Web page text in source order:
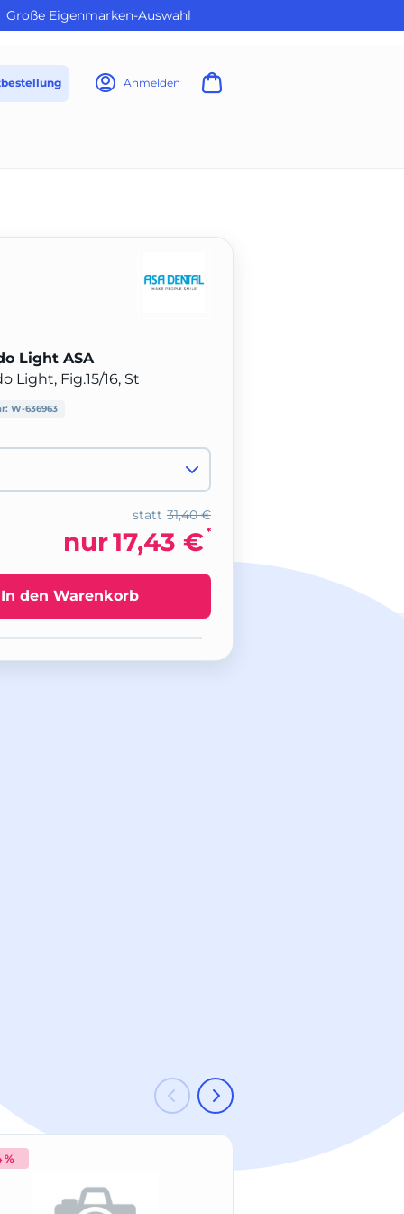
Große Eigenmarken-Auswahl
Anmelden
Light ASA
Light, Fig.15/16, St
W-636963
31,40 €
statt
nur17,43 € *
In den Warenkorb
% -44 %